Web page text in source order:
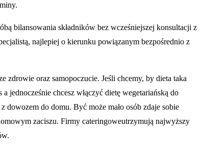
bilansowania składników bez wcześniejszej konsultacji z
najlepiej o kierunku powiązanym bezpośrednio z
zdrowie oraz samopoczucie. Jeśli chcemy, by dieta taka
jednocześnie chcesz włączyć dietę wegetariańską do
do domu. Być może mało osób zdaje sobie
zaciszu. Firmy cateringoweutrzymują najwyższy